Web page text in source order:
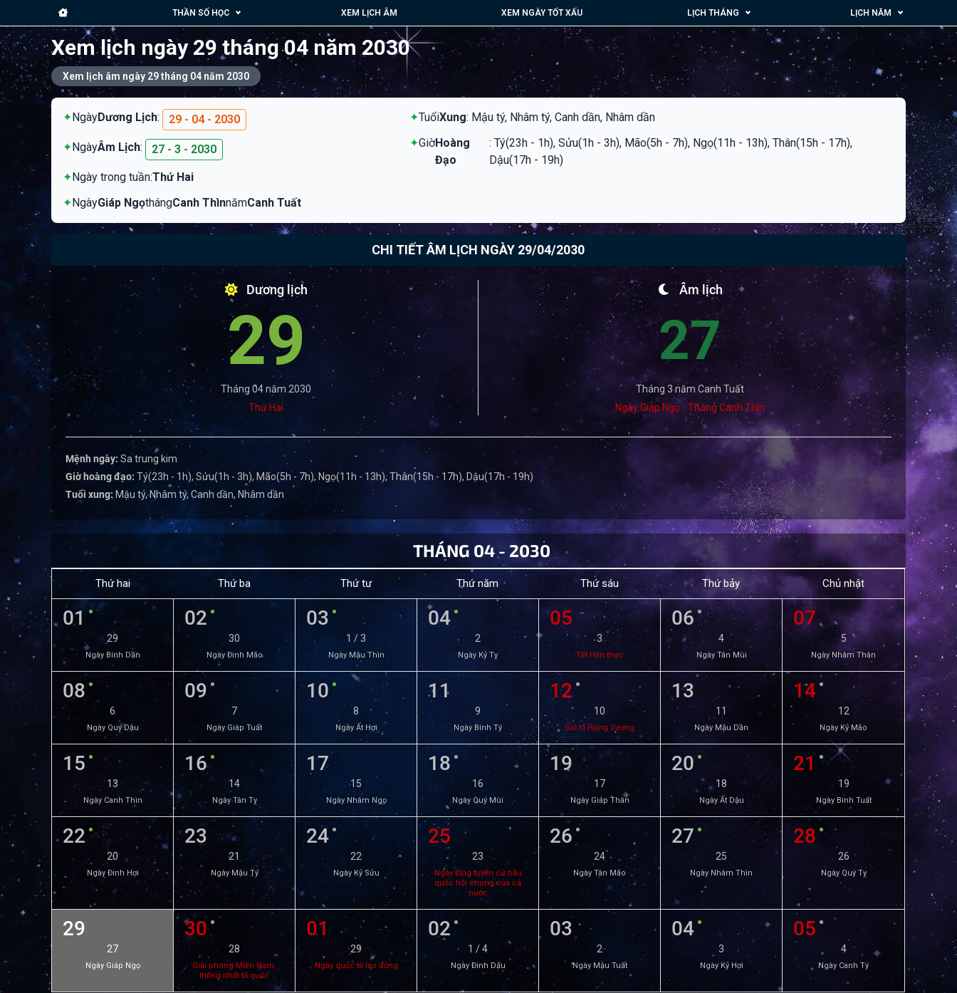
THẦN SỐ HỌC XEM LỊCH ÂM XEM NGÀY TỐT XẤU LỊCH THÁNG LỊCH NĂM
Xem lịch ngày 29 tháng 04 năm 2030
Xem lịch âm ngày 29 tháng 04 năm 2030
✦NgàyDương Lịch: 29 - 04 - 2030
✦NgàyÂm Lịch: 27 - 3 - 2030
✦Ngày trong tuần:Thứ Hai
✦NgàyGiáp NgọthángCanh ThìnnămCanh Tuất
✦TuổiXung: Mậu tý, Nhâm tý, Canh dần, Nhâm dần
✦GiờHoàng
Đạo
: Tý(23h - 1h), Sửu(1h - 3h), Mão(5h - 7h), Ngọ(11h - 13h), Thân(15h - 17h),
Dậu(17h - 19h)
CHI TIẾT ÂM LỊCH NGÀY 29/04/2030
Dương lịch
29
Tháng 04 năm 2030
Thứ Hai
Âm lịch
27
Tháng 3 năm Canh Tuất
Ngày Giáp Ngọ - Tháng Canh Thìn
Mệnh ngày: Sa trung kim
Giờ hoàng đạo: Tý(23h - 1h), Sửu(1h - 3h), Mão(5h - 7h), Ngọ(11h - 13h), Thân(15h - 17h), Dậu(17h - 19h)
Tuổi xung: Mậu tý, Nhâm tý, Canh dần, Nhâm dần
THÁNG 04 - 2030
Thứ hai Thứ ba Thứ tư Thứ năm Thứ sáu Thứ bảy Chủ nhật
01
29
Ngày Bính Dần
02
30
Ngày Đinh Mão
03
1 / 3
Ngày Mậu Thìn
04
2
Ngày Kỷ Tỵ
05
3
Tết Hàn thực
06
4
Ngày Tân Mùi
07
5
Ngày Nhâm Thân
08
6
Ngày Quý Dậu
09
7
Ngày Giáp Tuất
10
8
Ngày Ất Hợi
11
9
Ngày Bính Tý
12
10
Giỗ tổ Hùng Vương
13
11
Ngày Mậu Dần
14
12
Ngày Kỷ Mão
15
13
Ngày Canh Thìn
16
14
Ngày Tân Tỵ
17
15
Ngày Nhâm Ngọ
18
16
Ngày Quý Mùi
19
17
Ngày Giáp Thân
20
18
Ngày Ất Dậu
21
19
Ngày Bính Tuất
22
20
Ngày Đinh Hợi
23
21
Ngày Mậu Tý
24
22
Ngày Kỷ Sửu
25
23
Ngày tổng tuyển cử bầu
quốc hội chung của cả
nước
26
24
Ngày Tân Mão
27
25
Ngày Nhâm Thìn
28
26
Ngày Quý Tỵ
29
27
Ngày Giáp Ngọ
30
28
Giải phóng Miền Nam,
thống nhất tổ quốc
01
29
Ngày quốc tế lao động
02
1 / 4
Ngày Đinh Dậu
03
2
Ngày Mậu Tuất
04
3
Ngày Kỷ Hợi
05
4
Ngày Canh Tý